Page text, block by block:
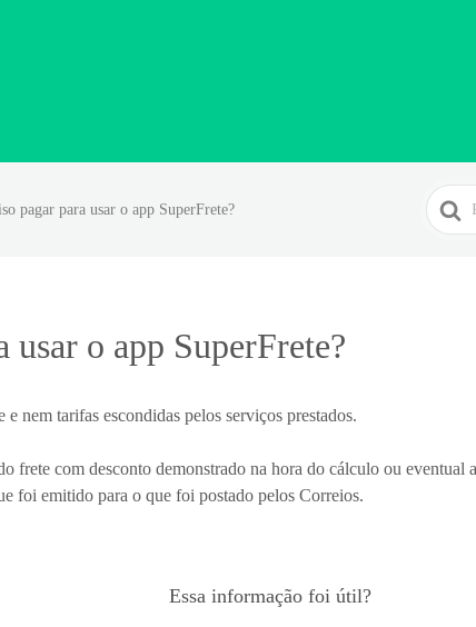
pagar para usar o app SuperFrete?
Search
For
usar o app SuperFrete?
nem tarifas escondidas pelos serviços prestados.
frete com desconto demonstrado na hora do cálculo ou eventual
foi emitido para o que foi postado pelos Correios.
Essa informação foi útil?